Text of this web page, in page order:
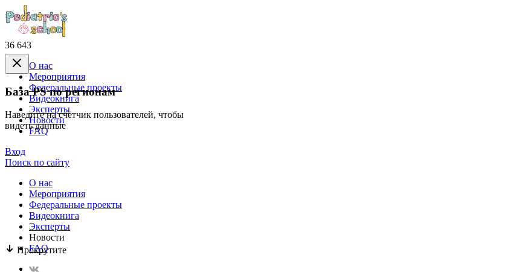
36 643
База PS по регионам
Наведите на счётчик пользователей, чтобы
видеть данные
Прокрутите
О нас
Mероприятия
Федеральные проекты
Видеокнига
Эксперты
Новости
FAQ
Вход
Поиск по сайту
О нас
Mероприятия
Федеральные проекты
Видеокнига
Эксперты
Новости
FAQ